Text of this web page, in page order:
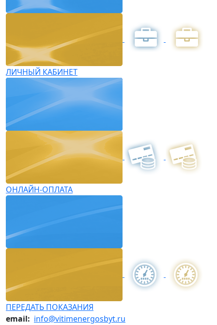
ЛИЧНЫЙ КАБИНЕТ
ОНЛАЙН-ОПЛАТА
ПЕРЕДАТЬ ПОКАЗАНИЯ
email: info@vitimenergosbyt.ru